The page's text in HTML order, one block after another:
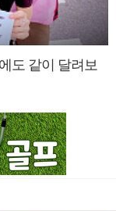
도 같이 달려보